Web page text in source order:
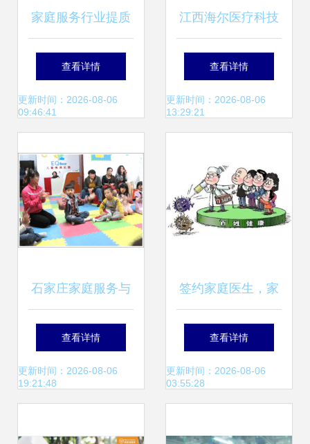
家庭服务行业提质
扩容进行时
查看详情
更新时间：2026-08-06
09:46:41
江西海尔医疗科技
急聘家庭服务岗，
打造专业健康管家
查看详情
更新时间：2026-08-06
13:29:21
石家庄家庭服务与
家政服务的现状与
发展趋势
查看详情
更新时间：2026-08-06
19:21:48
签约家庭医生，家
政服务双助力，共
筑健康园区暖心网
查看详情
更新时间：2026-08-06
03:55:28